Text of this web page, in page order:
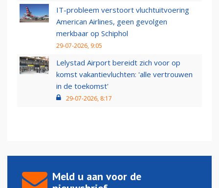
IT-probleem verstoort vluchtuitvoering
American Airlines, geen gevolgen
merkbaar op Schiphol
29-07-2026, 9:05
Lelystad Airport bereidt zich voor op
komst vakantievluchten: 'alle vertrouwen
in de toekomst'
29-07-2026, 8:17
Meld u aan voor de